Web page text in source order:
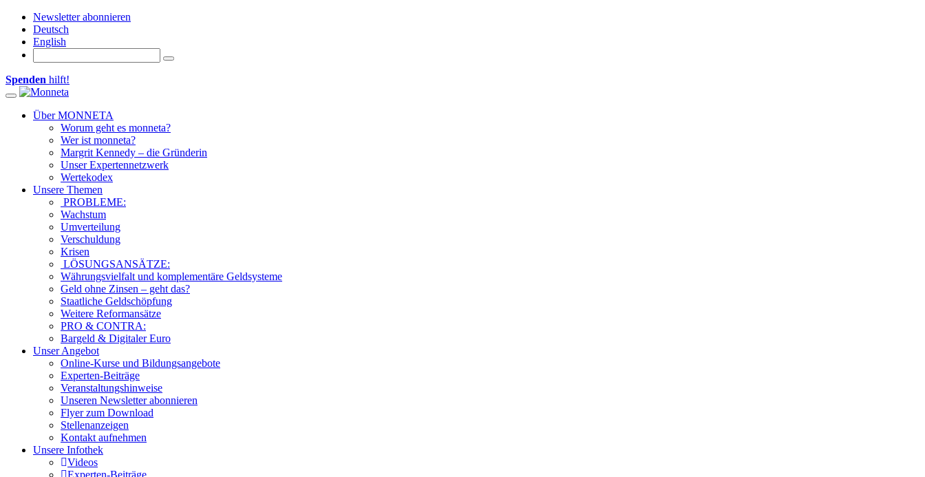
Newsletter abonnieren
Deutsch
English
Spenden hilft!
Toggle navigation
Über MONNETA
Worum geht es monneta?
Wer ist monneta?
Margrit Kennedy – die Gründerin
Unser Expertennetzwerk
Wertekodex
Unsere Themen
PROBLEME:
Wachstum
Umverteilung
Verschuldung
Krisen
LÖSUNGSANSÄTZE:
Währungsvielfalt und komplementäre Geldsysteme
Geld ohne Zinsen – geht das?
Staatliche Geldschöpfung
Weitere Reformansätze
PRO & CONTRA:
Bargeld & Digitaler Euro
Unser Angebot
Online-Kurse und Bildungsangebote
Experten-Beiträge
Veranstaltungshinweise
Unseren Newsletter abonnieren
Flyer zum Download
Stellenanzeigen
Kontakt aufnehmen
Unsere Infothek
Videos
Experten-Beiträge